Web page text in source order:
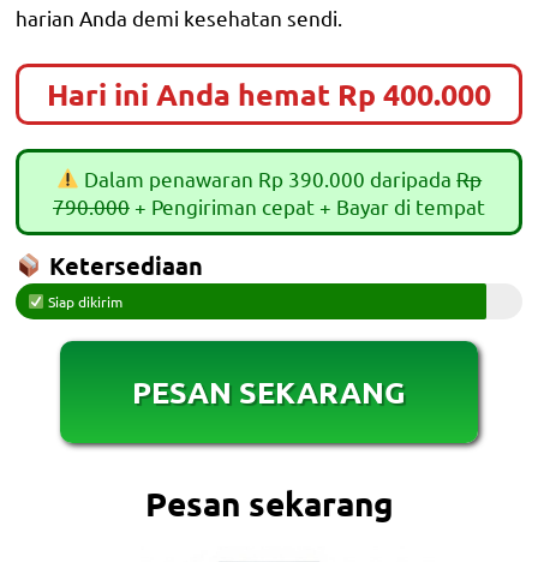
harian Anda demi kesehatan sendi.
Hari ini Anda hemat Rp 400.000
Dalam penawaran Rp 390.000 daripadaRp
790.000 + Pengiriman cepat + Bayar di tempat
Ketersediaan
Siap dikirim
PESAN SEKARANG
Pesan sekarang